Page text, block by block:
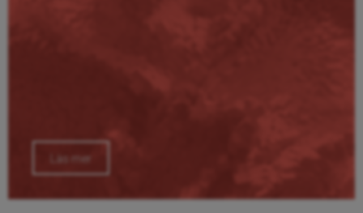
Läs mer